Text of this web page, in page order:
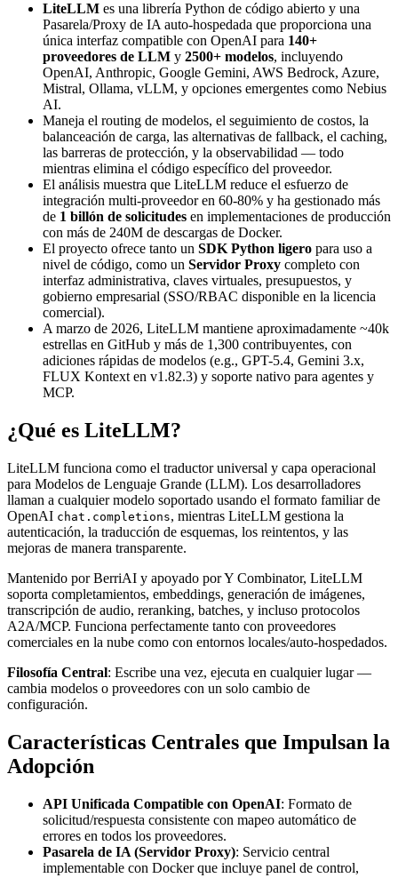
LiteLLM es una librería Python de código abierto y una
Pasarela/Proxy de IA auto-hospedada que proporciona una
única interfaz compatible con OpenAI para 140+
proveedores de LLM y 2500+ modelos, incluyendo
OpenAI, Anthropic, Google Gemini, AWS Bedrock, Azure,
Mistral, Ollama, vLLM, y opciones emergentes como Nebius
AI.
Maneja el routing de modelos, el seguimiento de costos, la
balanceación de carga, las alternativas de fallback, el caching,
las barreras de protección, y la observabilidad — todo
mientras elimina el código específico del proveedor.
El análisis muestra que LiteLLM reduce el esfuerzo de
integración multi-proveedor en 60-80% y ha gestionado más
de 1 billón de solicitudes en implementaciones de producción
con más de 240M de descargas de Docker.
El proyecto ofrece tanto un SDK Python ligero para uso a
nivel de código, como un Servidor Proxy completo con
interfaz administrativa, claves virtuales, presupuestos, y
gobierno empresarial (SSO/RBAC disponible en la licencia
comercial).
A marzo de 2026, LiteLLM mantiene aproximadamente ~40k
estrellas en GitHub y más de 1,300 contribuyentes, con
adiciones rápidas de modelos (e.g., GPT-5.4, Gemini 3.x,
FLUX Kontext en v1.82.3) y soporte nativo para agentes y
MCP.
¿Qué es LiteLLM?
LiteLLM funciona como el traductor universal y capa operacional
para Modelos de Lenguaje Grande (LLM). Los desarrolladores
llaman a cualquier modelo soportado usando el formato familiar de
OpenAI chat.completions, mientras LiteLLM gestiona la
autenticación, la traducción de esquemas, los reintentos, y las
mejoras de manera transparente.
Mantenido por BerriAI y apoyado por Y Combinator, LiteLLM
soporta completamientos, embeddings, generación de imágenes,
transcripción de audio, reranking, batches, y incluso protocolos
A2A/MCP. Funciona perfectamente tanto con proveedores
comerciales en la nube como con entornos locales/auto-hospedados.
Filosofía Central: Escribe una vez, ejecuta en cualquier lugar —
cambia modelos o proveedores con un solo cambio de
configuración.
Características Centrales que Impulsan la
Adopción
API Unificada Compatible con OpenAI: Formato de
solicitud/respuesta consistente con mapeo automático de
errores en todos los proveedores.
Pasarela de IA (Servidor Proxy): Servicio central
implementable con Docker que incluye panel de control,